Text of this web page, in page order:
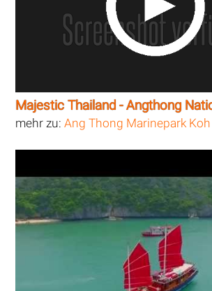
Majestic Thailand - Angthong
mehr zu:Ang Thong Marinepark